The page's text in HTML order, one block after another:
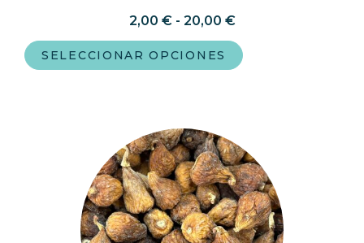
2,00 € - 20,00 €
SELECCIONAR OPCIONES